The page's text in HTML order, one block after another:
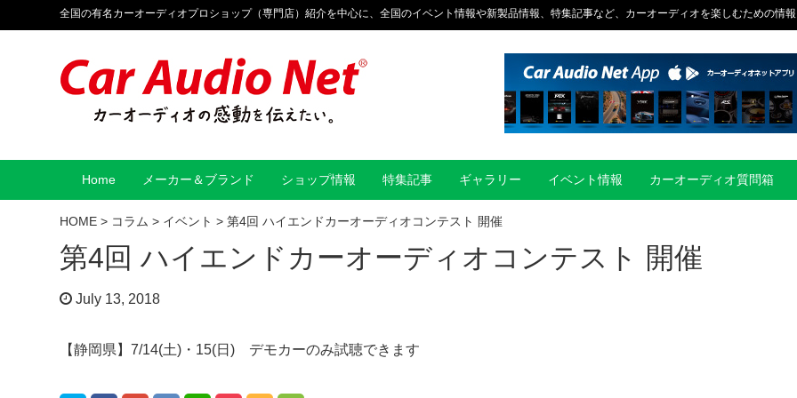
全国の有名カーオーディオプロショップ（専門店）紹介を中心に、全国のイベント情報や新製品情報、特集記事など、カーオーディオを楽しむための情
Home メーカー＆ブランド ショップ情報 特集記事 ギャラリー イベント情報 カーオーディオ質問箱
HOME > コラム > イベント > 第4回 ハイエンドカーオーディオコンテスト 開催
第4回 ハイエンドカーオーディオコンテスト 開催
July 13, 2018
【静岡県】7/14(土)・15(日) デモカーのみ試聴できます